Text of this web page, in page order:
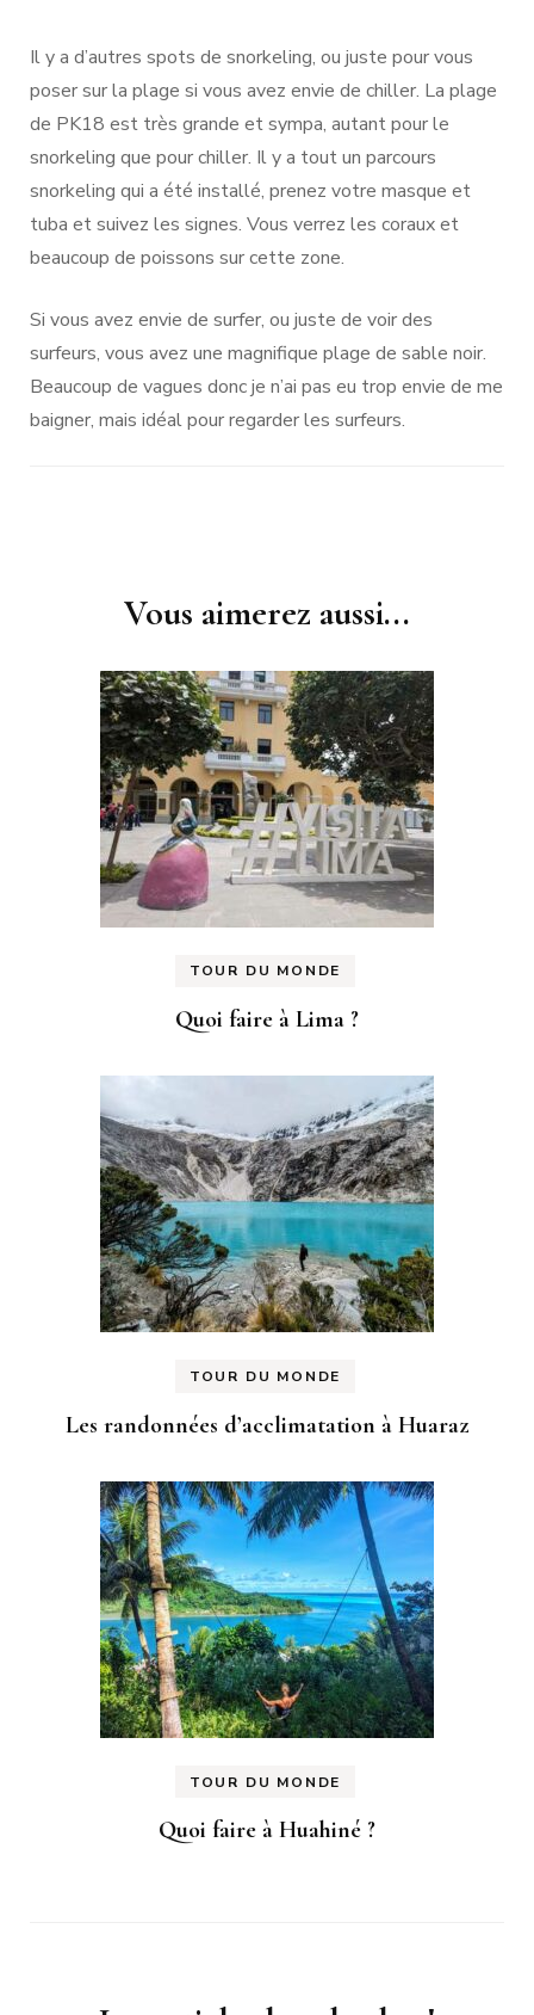
Il y a d’autres spots de snorkeling, ou juste pour vous
poser sur la plage si vous avez envie de chiller. La plage
de PK18 est très grande et sympa, autant pour le
snorkeling que pour chiller. Il y a tout un parcours
snorkeling qui a été installé, prenez votre masque et
tuba et suivez les signes. Vous verrez les coraux et
beaucoup de poissons sur cette zone.
Si vous avez envie de surfer, ou juste de voir des
surfeurs, vous avez une magnifique plage de sable noir.
Beaucoup de vagues donc je n’ai pas eu trop envie de me
baigner, mais idéal pour regarder les surfeurs.
Vous aimerez aussi...
TOUR DU MONDE
Quoi faire à Lima ?
TOUR DU MONDE
Les randonnées d’acclimatation à Huaraz
TOUR DU MONDE
Quoi faire à Huahiné ?